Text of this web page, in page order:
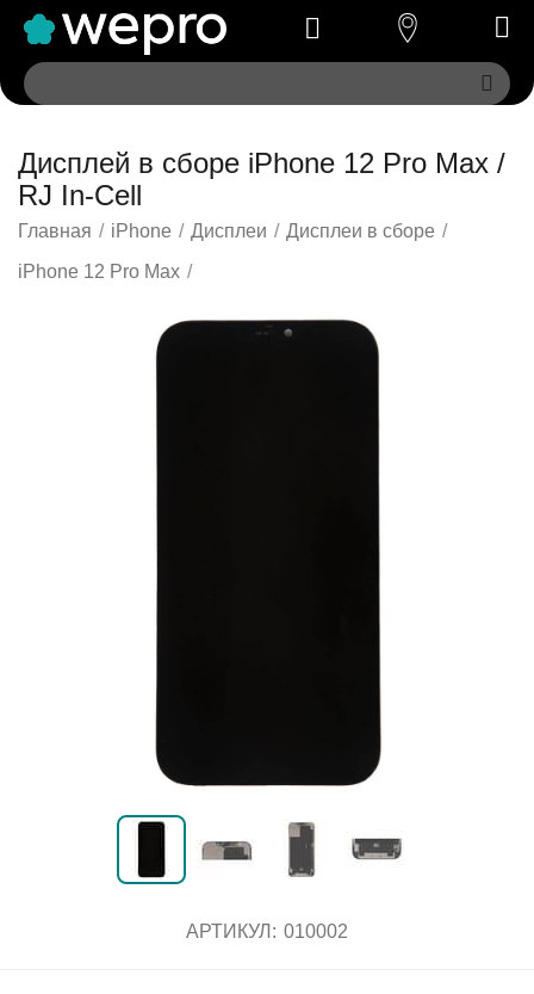
Дисплей в сборе iPhone 12 Pro Max /
RJ In-Cell
Главная / iPhone / Дисплеи / Дисплеи в сборе /
iPhone 12 Pro Max /
АРТИКУЛ: 010002